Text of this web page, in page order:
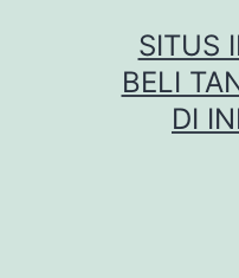
SITUS
BELI
DI